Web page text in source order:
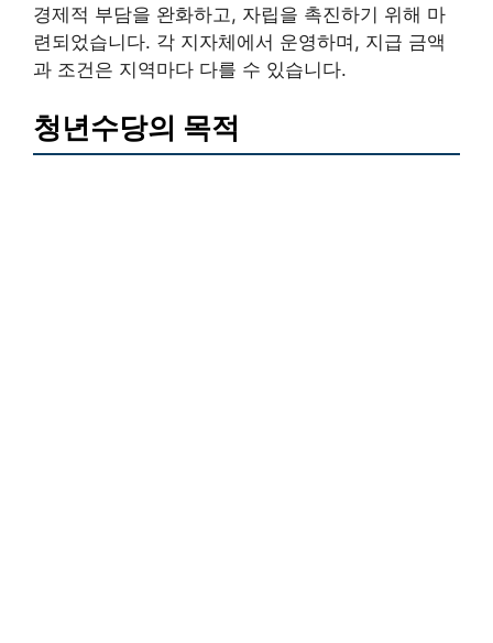
경제적 부담을 완화하고, 자립을 촉진하기 위해 마
련되었습니다. 각 지자체에서 운영하며, 지급 금액
과 조건은 지역마다 다를 수 있습니다.
청년수당의 목적